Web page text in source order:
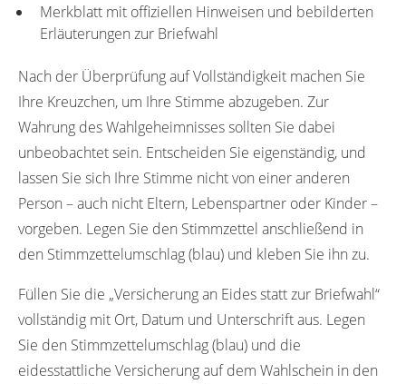
Merkblatt mit offiziellen Hinweisen und bebilderten
Erläuterungen zur Briefwahl
Nach der Überprüfung auf Vollständigkeit machen Sie
Ihre Kreuzchen, um Ihre Stimme abzugeben. Zur
Wahrung des Wahlgeheimnisses sollten Sie dabei
unbeobachtet sein. Entscheiden Sie eigenständig, und
lassen Sie sich Ihre Stimme nicht von einer anderen
Person – auch nicht Eltern, Lebenspartner oder Kinder –
vorgeben. Legen Sie den Stimmzettel anschließend in
den Stimmzettelumschlag (blau) und kleben Sie ihn zu.
Füllen Sie die „Versicherung an Eides statt zur Briefwahl“
vollständig mit Ort, Datum und Unterschrift aus. Legen
Sie den Stimmzettelumschlag (blau) und die
eidesstattliche Versicherung auf dem Wahlschein in den